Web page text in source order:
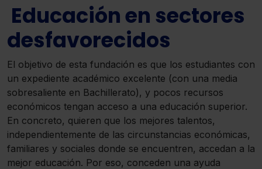
Educación en sectores
desfavorecidos
El objetivo de esta fundación es que los estudiantes con
un expediente académico excelente (con una media
sobresaliente en Bachillerato), y pocos recursos
económicos tengan acceso a una educación superior.
En concreto, quieren que los mejores talentos,
independientemente de las circunstancias económicas,
familiares y sociales donde se encuentren, accedan a la
mejor educación. Por eso, conceden una ayuda